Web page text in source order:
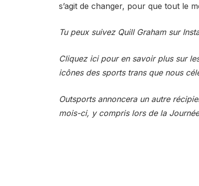
s’agit de changer, pour que tout le
Tu peux suivez Quill Graham sur
Cliquez ici pour en savoir plus sur
icônes des sports trans que nous
Outsports annoncera un autre
mois-ci, y compris lors de la